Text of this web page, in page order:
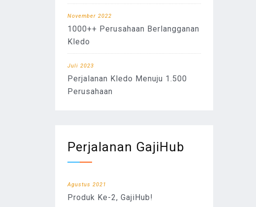
November 2022
1000++ Perusahaan Berlangganan
Kledo
Juli 2023
Perjalanan Kledo Menuju 1.500
Perusahaan
Perjalanan GajiHub
Agustus 2021
Produk Ke-2, GajiHub!